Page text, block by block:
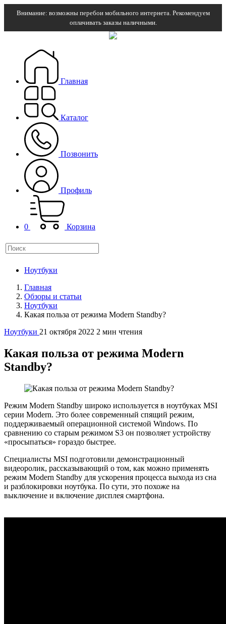
Внимание: возможны перебои мобильного интернета. Рекомендуем
оплачивать заказы наличными.
Главная
Каталог
Позвонить
Профиль
0 Корзина
Ноутбуки
Главная
Обзоры и статьи
Ноутбуки
Какая польза от режима Modern Standby?
Ноутбуки 21 октября 2022 2 мин чтения
Какая польза от режима Modern
Standby?
Режим Modern Standby широко используется в ноутбуках MSI
серии Modern. Это более современный спящий режим,
поддерживаемый операционной системой Windows. По
сравнению со старым режимом S3 он позволяет устройству
«просыпаться» гораздо быстрее.
Специалисты MSI подготовили демонстрационный
видеоролик, рассказывающий о том, как можно применять
режим Modern Standby для ускорения процесса выхода из сна
и разблокировки ноутбука. По сути, это похоже на
выключение и включение дисплея смартфона.